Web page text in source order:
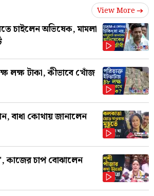
View More
চাইলেন অভিষেক, মামলা
লক্ষ টাকা, কীভাবে খোঁজ
বাধা কোথায় জানালেন
কাজের চাপ বোঝালেন